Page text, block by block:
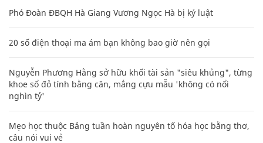
Phó Đoàn ĐBQH Hà Giang Vương Ngọc Hà bị kỷ luật
20 số điện thoại ma ám bạn không bao giờ nên gọi
Nguyễn Phương Hằng sở hữu khối tài sản "siêu khủng", từng
khoe sổ đỏ tính bằng cân, mắng cựu mẫu 'không có nổi
nghìn tỷ'
Mẹo học thuộc Bảng tuần hoàn nguyên tố hóa học bằng thơ,
câu nói vui vẻ